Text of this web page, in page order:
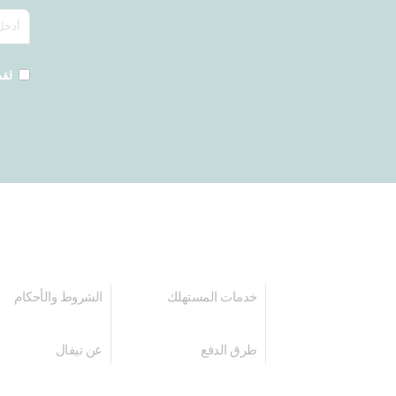
خدمات المستهلك الشروط والأحكام
طرق الدفع عن تيفال